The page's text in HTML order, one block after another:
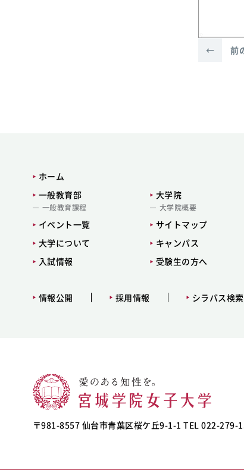
← 前
ホーム
一般教育部
一般教育課程
大学院
大学院概要
イベント一覧 サイトマップ
大学について
キャンパス
入試情報
受験生の方へ
情報公開 採用情報 シラバス検
〒981-8557 仙台市青葉区桜ケ丘9-1-1 TEL 022-279-